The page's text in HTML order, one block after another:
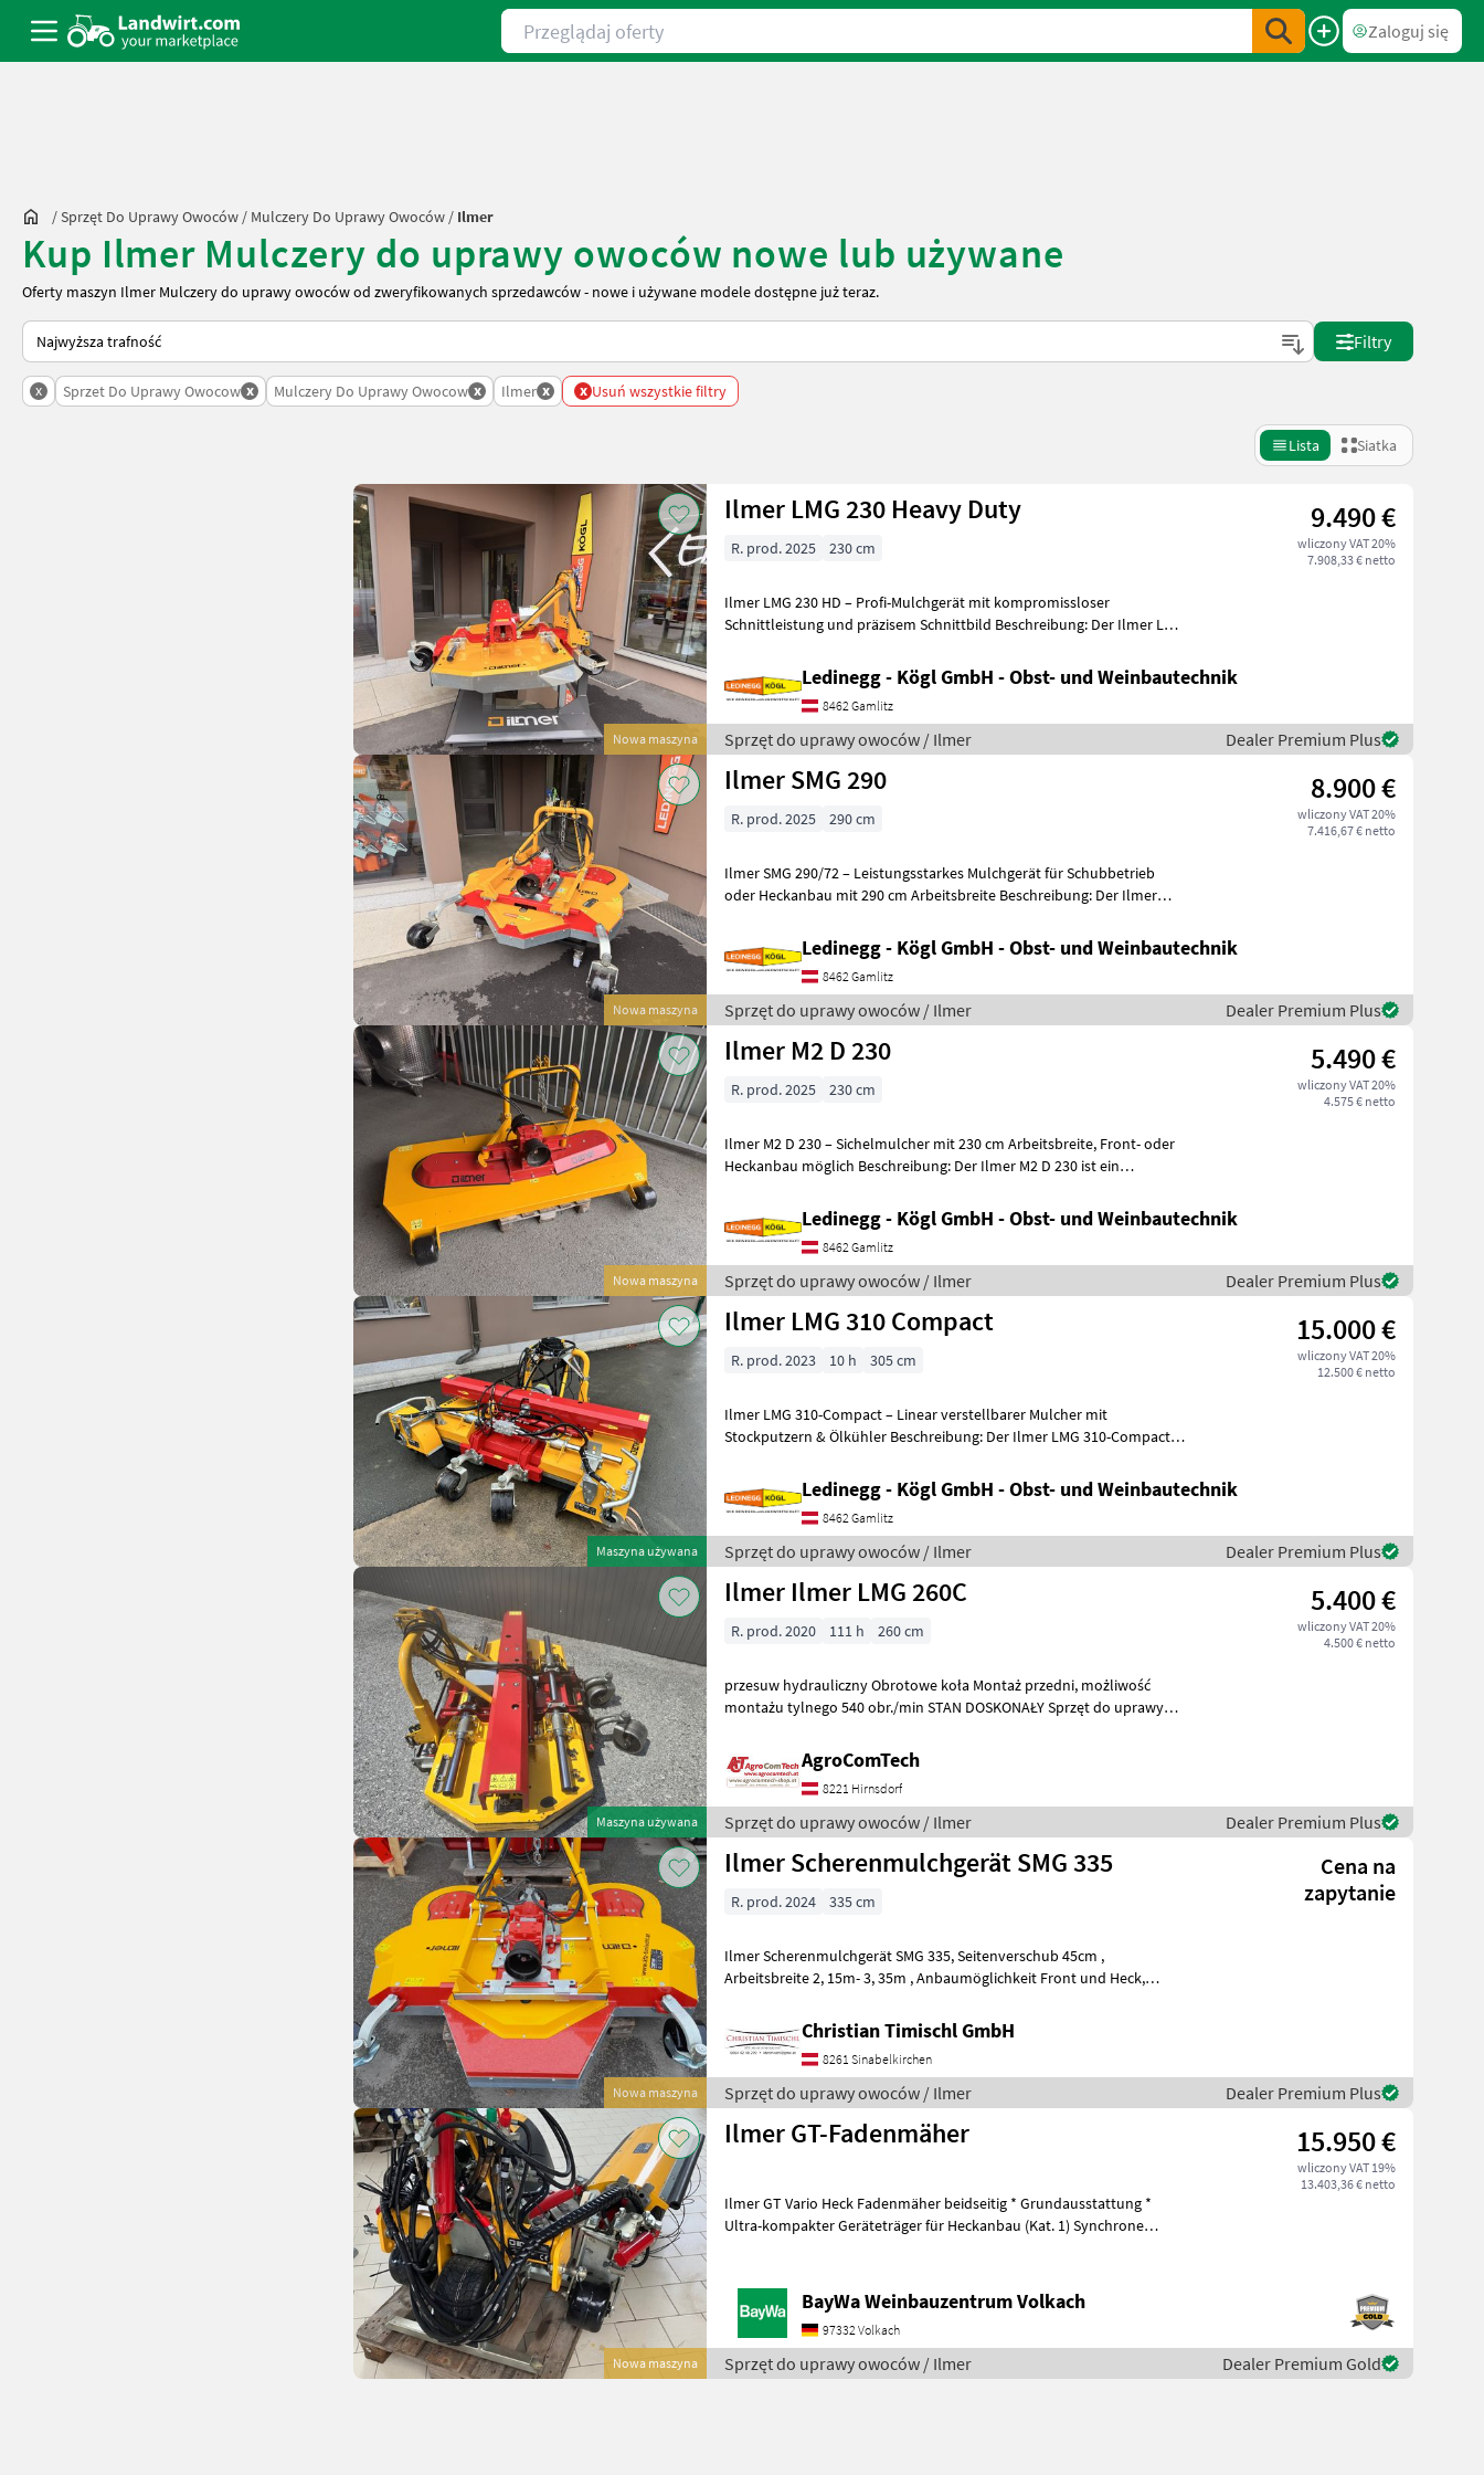
Przeglądaj oferty
Zaloguj się
/Sprzęt Do Uprawy Owoców / Mulczery Do Uprawy Owoców / Ilmer
Kup Ilmer Mulczery do uprawy owoców nowe lub używane
Oferty maszyn Ilmer Mulczery do uprawy owoców od zweryfikowanych sprzedawców - nowe i używane modele dostępne już teraz.
Tak sortuje się na Landwirt.com
Filtry
x Sprzet Do Uprawy Owocow x Mulczery Do Uprawy Owocow x Ilmer x x Usuń wszystkie filtry
Lista Siatka
Nowa maszyna
Ilmer LMG 230 Heavy Duty 9.490 €
wliczony VAT 20%
7.908,33 € netto
R. prod. 2025 230 cm
Ilmer LMG 230 HD – Profi-Mulchgerät mit kompromissloser
Schnittleistung und präzisem Schnittbild Beschreibung: Der Ilmer LMG
Ledinegg - Kögl GmbH - Obst- und Weinbautechnik
8462 Gamlitz
Sprzęt do uprawy owoców / Ilmer Dealer Premium Plus
Nowa maszyna
Ilmer SMG 290 8.900 €
wliczony VAT 20%
7.416,67 € netto
R. prod. 2025 290 cm
Ilmer SMG 290/72 – Leistungsstarkes Mulchgerät für Schubbetrieb
oder Heckanbau mit 290 cm Arbeitsbreite Beschreibung: Der Ilmer
Ledinegg - Kögl GmbH - Obst- und Weinbautechnik
8462 Gamlitz
Sprzęt do uprawy owoców / Ilmer Dealer Premium Plus
Nowa maszyna
Ilmer M2 D 230 5.490 €
wliczony VAT 20%
4.575 € netto
R. prod. 2025 230 cm
Ilmer M2 D 230 – Sichelmulcher mit 230 cm Arbeitsbreite, Front- oder
Heckanbau möglich Beschreibung: Der Ilmer M2 D 230 ist ein
Ledinegg - Kögl GmbH - Obst- und Weinbautechnik
8462 Gamlitz
Sprzęt do uprawy owoców / Ilmer Dealer Premium Plus
Maszyna używana
Ilmer LMG 310 Compact 15.000 €
wliczony VAT 20%
12.500 € netto
R. prod. 2023 10 h 305 cm
Ilmer LMG 310-Compact – Linear verstellbarer Mulcher mit
Stockputzern & Ölkühler Beschreibung: Der Ilmer LMG 310-Compact
Ledinegg - Kögl GmbH - Obst- und Weinbautechnik
8462 Gamlitz
Sprzęt do uprawy owoców / Ilmer Dealer Premium Plus
Maszyna używana
Ilmer Ilmer LMG 260C 5.400 €
wliczony VAT 20%
4.500 € netto
R. prod. 2020 111 h 260 cm
przesuw hydrauliczny Obrotowe koła Montaż przedni, możliwość
montażu tylnego 540 obr./min STAN DOSKONAŁY Sprzęt do uprawy
AgroComTech
8221 Hirnsdorf
Sprzęt do uprawy owoców / Ilmer Dealer Premium Plus
Nowa maszyna
Ilmer Scherenmulchgerät SMG 335
Cena na
zapytanie
R. prod. 2024 335 cm
Ilmer Scherenmulchgerät SMG 335, Seitenverschub 45cm ,
Arbeitsbreite 2, 15m- 3, 35m , Anbaumöglichkeit Front und Heck,
Christian Timischl GmbH
8261 Sinabelkirchen
Sprzęt do uprawy owoców / Ilmer Dealer Premium Plus
Nowa maszyna
Ilmer GT-Fadenmäher 15.950 €
wliczony VAT 19%
13.403,36 € netto
Ilmer GT Vario Heck Fadenmäher beidseitig * Grundausstattung *
Ultra-kompakter Geräteträger für Heckanbau (Kat. 1) Synchrone
BayWa Weinbauzentrum Volkach
97332 Volkach
Sprzęt do uprawy owoców / Ilmer Dealer Premium Gold